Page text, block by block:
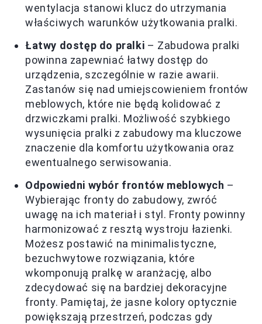
wentylacja stanowi klucz do utrzymania
właściwych warunków użytkowania pralki.
Łatwy dostęp do pralki – Zabudowa pralki
powinna zapewniać łatwy dostęp do
urządzenia, szczególnie w razie awarii.
Zastanów się nad umiejscowieniem frontów
meblowych, które nie będą kolidować z
drzwiczkami pralki. Możliwość szybkiego
wysunięcia pralki z zabudowy ma kluczowe
znaczenie dla komfortu użytkowania oraz
ewentualnego serwisowania.
Odpowiedni wybór frontów meblowych –
Wybierając fronty do zabudowy, zwróć
uwagę na ich materiał i styl. Fronty powinny
harmonizować z resztą wystroju łazienki.
Możesz postawić na minimalistyczne,
bezuchwytowe rozwiązania, które
wkomponują pralkę w aranżację, albo
zdecydować się na bardziej dekoracyjne
fronty. Pamiętaj, że jasne kolory optycznie
powiększają przestrzeń, podczas gdy